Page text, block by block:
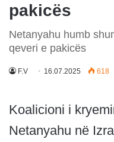
pakicës
Netanyahu humb
qeveri e pakicës
F.V 16.07.2025 618
Koalicioni i
Netanyahu në